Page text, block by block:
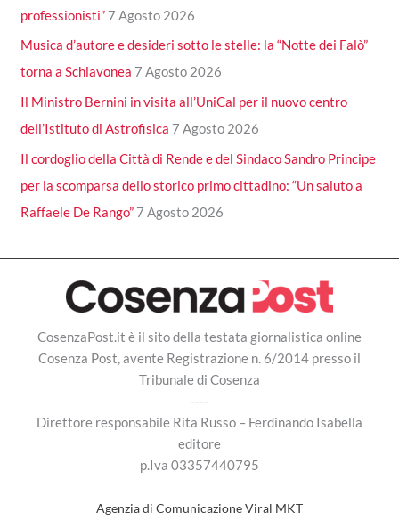
professionisti” 7 Agosto 2026
Musica d’autore e desideri sotto le stelle: la “Notte dei Falò”
torna a Schiavonea 7 Agosto 2026
Il Ministro Bernini in visita all’UniCal per il nuovo centro
dell’Istituto di Astrofisica 7 Agosto 2026
Il cordoglio della Città di Rende e del Sindaco Sandro Principe
per la scomparsa dello storico primo cittadino: “Un saluto a
Raffaele De Rango” 7 Agosto 2026
CosenzaPost.it è il sito della testata giornalistica online
Cosenza Post, avente Registrazione n. 6/2014 presso il
Tribunale di Cosenza
----
Direttore responsabile Rita Russo – Ferdinando Isabella
editore
p.Iva 03357440795
Agenzia di Comunicazione Viral MKT